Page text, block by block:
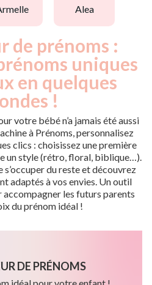
armelle alea
de prénoms :
uniques
en quelques
!
votre bébé n’a jamais été aussi
à Prénoms, personnalisez
clics : choisissez une première
un style (rétro, floral, biblique…).
s’occuper du reste et découvrez
adaptés à vos envies. Un outil
les futurs parents
du prénom idéal !
DE PRÉNOMS
idéal pour votre enfant !